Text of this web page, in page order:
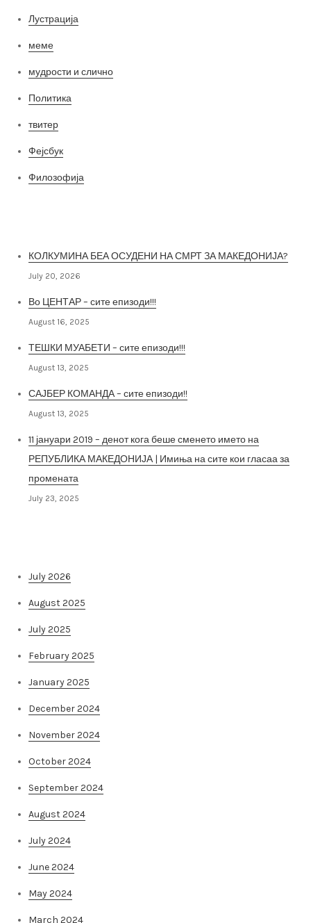
Лустрација
меме
мудрости и слично
Политика
твитер
Фејсбук
Филозофија
КОЛКУМИНА БЕА ОСУДЕНИ НА СМРТ ЗА МАКЕДОНИЈА?
July 20, 2026
Во ЦЕНТАР – сите епизоди!!!
August 16, 2025
ТЕШКИ МУАБЕТИ – сите епизоди!!!
August 13, 2025
САЈБЕР КОМАНДА – сите епизоди!!
August 13, 2025
11 јануари 2019 – денот кога беше сменето името на
РЕПУБЛИКА МАКЕДОНИЈА | Имиња на сите кои гласаа за
промената
July 23, 2025
July 2026
August 2025
July 2025
February 2025
January 2025
December 2024
November 2024
October 2024
September 2024
August 2024
July 2024
June 2024
May 2024
March 2024